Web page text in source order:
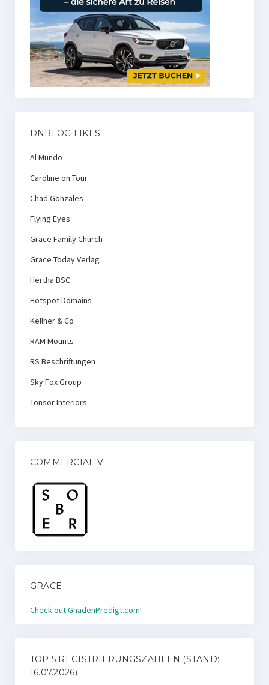
DNBLOG LIKES
Al Mundo
Caroline on Tour
Chad Gonzales
Flying Eyes
Grace Family Church
Grace Today Verlag
Hertha BSC
Hotspot Domains
Kellner & Co
RAM Mounts
RS Beschriftungen
Sky Fox Group
Tonsor Interiors
COMMERCIAL V
GRACE
Check out GnadenPredigt.com!
TOP 5 REGISTRIERUNGSZAHLEN (STAND:
16.07.2026)